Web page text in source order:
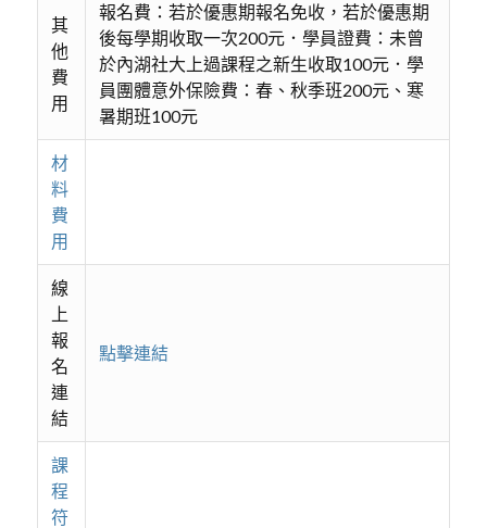
其
他
費
用
報名費：若於優惠期報名免收，若於優惠期
後每學期收取一次200元．學員證費：未曾
於內湖社大上過課程之新生收取100元．學
員團體意外保險費：春、秋季班200元、寒
暑期班100元
材
料
費
用
線
上
報
名
連
結
點擊連結
課
程
符